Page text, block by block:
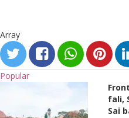
Array
Popular
fali,
Sai